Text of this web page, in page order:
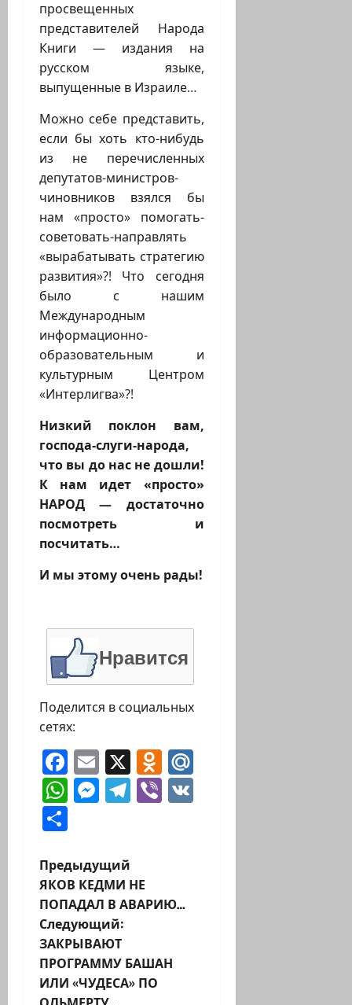
просвещенных
представителей Народа
Книги — издания на
русском языке,
выпущенные в Израиле…
Можно себе представить,
если бы хоть кто-нибудь
из не перечисленных
депутатов-министров-
чиновников взялся бы
нам «просто» помогать-
советовать-направлять
«вырабатывать стратегию
развития»?! Что сегодня
было с нашим
Международным
информационно-
образовательным и
культурным Центром
«Интерлигва»?!
Низкий поклон вам,
господа-слуги-народа,
что вы до нас не дошли!
К нам идет «просто»
НАРОД — достаточно
посмотреть и
посчитать…
И мы этому очень рады!
Нравится
Поделится в социальных
сетях:
Facebook
Email
X Odnoklassniki
WhatsApp
Messenger
Telegram
Viber
Н
а
в
и
Предыдущий
ЯКОВ КЕДМИ НЕ
ПОПАДАЛ В АВАРИЮ…
Следующий:
ЗАКРЫВАЮТ
ПРОГРАММУ БАШАН
ИЛИ «ЧУДЕСА» ПО